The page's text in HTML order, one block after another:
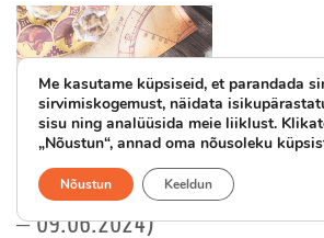
23. nädala
astroloogilised
mõjutused (03.06
– 09.06.2024)
Me kasutame küpsiseid, et parandada
sirvimiskogemust, näidata
sisu ning analüüsida meie liiklust.
„Nõustun“, annad oma nõusoleku
Nõustun Keeldun